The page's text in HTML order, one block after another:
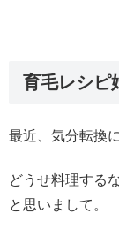
育毛レシピ
最近、気分転換
どうせ料理する
と思いまして。